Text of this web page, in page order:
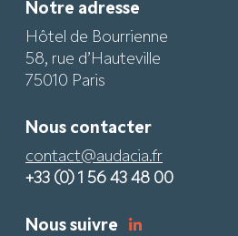
Notre adresse
Hôtel de Bourrienne
58, rue d’Hauteville
75010 Paris
Nous contacter
contact@audacia.fr
+33 (0) 1 56 43 48 00
Nous suivre